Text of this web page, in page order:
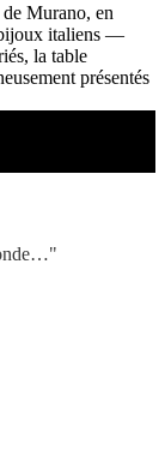
Murano, en
bijoux italiens —
la table
présentés